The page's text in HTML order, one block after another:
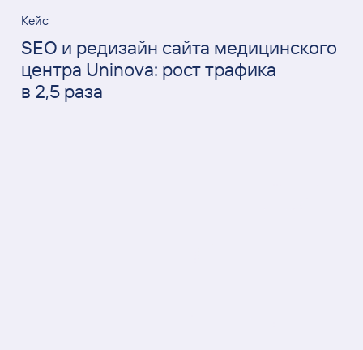
Кейс
SEO и редизайн сайта медицинского
центра Uninova: рост трафика
в 2,5 раза